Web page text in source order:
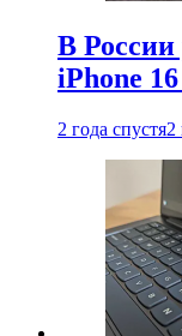
В России
iPhone
2 года спустя2